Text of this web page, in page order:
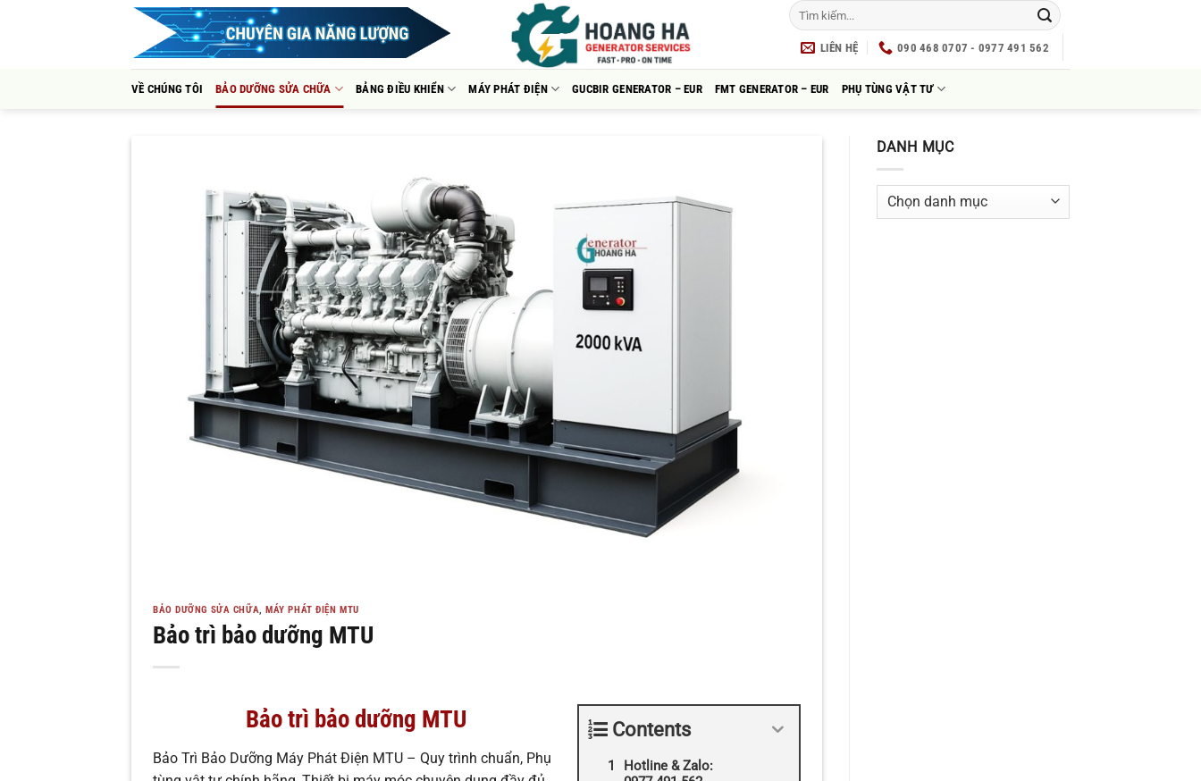
LIÊN HỆ 090 468 0707 - 0977 491 562
VỀ CHÚNG TÔI BẢO DƯỠNG SỬA CHỮA BẢNG ĐIỀU KHIỂN MÁY PHÁT ĐIỆN GUCBIR GENERATOR – EUR FMT GENERATOR – EUR PHỤ TÙNG VẬT TƯ
BẢO DƯỠNG SỬA CHỮA,MÁY PHÁT ĐIỆN MTU
Bảo trì bảo dưỡng MTU
Contents
Hotline & Zalo:
Bảo trì bảo dưỡng MTU
Bảo Trì Bảo Dưỡng Máy Phát Điện MTU – Quy trình chuẩn, Phụ
DANH MỤC
Danh
mục